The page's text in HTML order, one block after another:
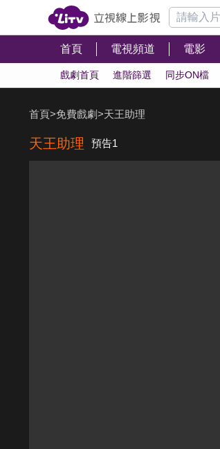
首頁 電視頻道 電影
戲劇首頁 進階篩選 同步ON檔
首頁>免費戲劇>天王助理
天王助理 預告1